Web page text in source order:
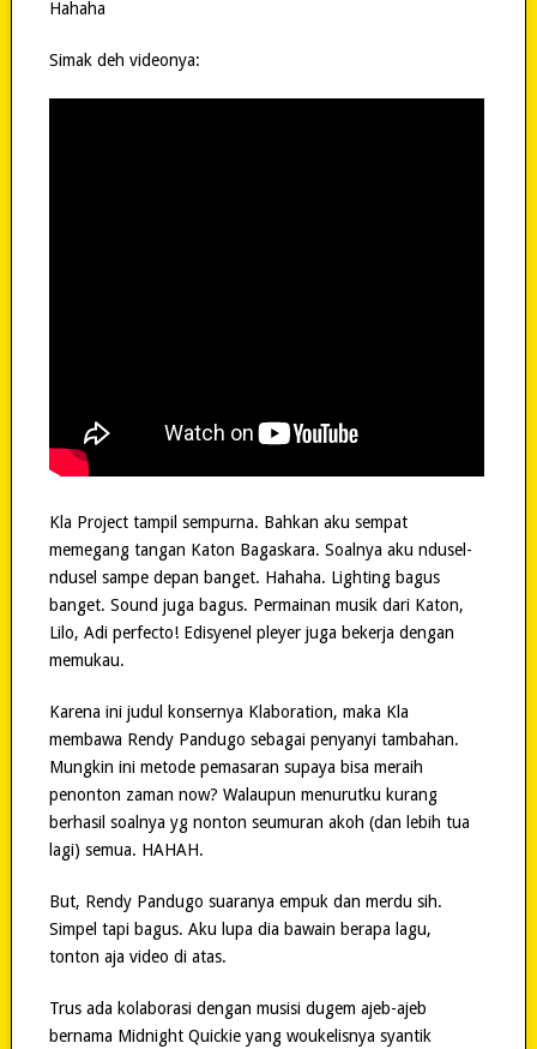
Hahaha
Simak deh videonya:
Kla Project tampil sempurna. Bahkan aku sempat
memegang tangan Katon Bagaskara. Soalnya aku ndusel-
ndusel sampe depan banget. Hahaha. Lighting bagus
banget. Sound juga bagus. Permainan musik dari Katon,
Lilo, Adi perfecto! Edisyenel pleyer juga bekerja dengan
memukau.
Karena ini judul konsernya Klaboration, maka Kla
membawa Rendy Pandugo sebagai penyanyi tambahan.
Mungkin ini metode pemasaran supaya bisa meraih
penonton zaman now? Walaupun menurutku kurang
berhasil soalnya yg nonton seumuran akoh (dan lebih tua
lagi) semua. HAHAH.
But, Rendy Pandugo suaranya empuk dan merdu sih.
Simpel tapi bagus. Aku lupa dia bawain berapa lagu,
tonton aja video di atas.
Trus ada kolaborasi dengan musisi dugem ajeb-ajeb
bernama Midnight Quickie yang woukelisnya syantik